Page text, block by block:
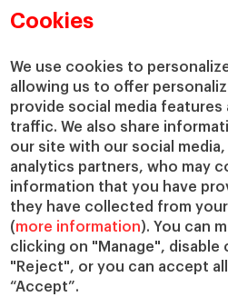
Cookies
We use cookies to
allowing us to offer
provide social media features
traffic. We also share
our site with our social media,
analytics partners, who may
information that you have
they have collected from
(more information). You can
clicking on "Manage", disable
"Reject", or you can accept
“Accept”.
Departamentos académicos
Cátedras
IESE Insight
IESE Publishing